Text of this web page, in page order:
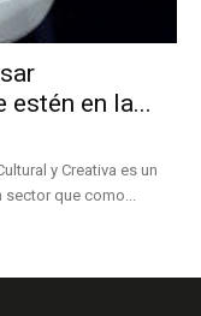
en la...
y Creativa es un
sector que como...